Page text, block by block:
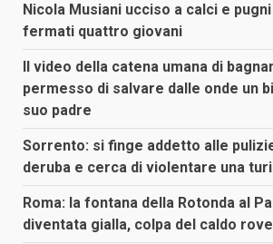
Nicola Musiani ucciso a calci e
fermati quattro giovani
Il video della catena umana di
permesso di salvare dalle onde un
suo padre
Sorrento: si finge addetto alle
deruba e cerca di violentare una
Roma: la fontana della Rotonda al
diventata gialla, colpa del caldo